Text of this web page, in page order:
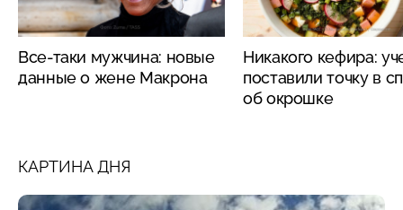
Все-таки мужчина: новые
данные о жене Макрона
Никакого кефира:
поставили точку в
об окрошке
КАРТИНА ДНЯ